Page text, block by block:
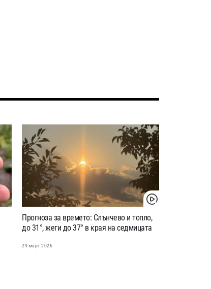
Прогноза за времето: Слънчево и топло,
до 31°, жеги до 37° в края на седмицата
29 март 2026